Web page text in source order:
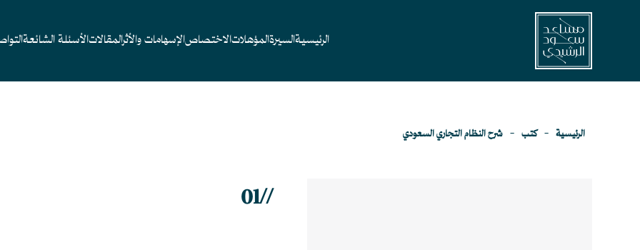
الرئيسيةالسيرةالمؤهلاتالاختصاصالإسهامات والأثرالمقالاتالأسئلة الشائعة
الرئيسية - كتب - شرح النظام التجاري السعودي
//
01